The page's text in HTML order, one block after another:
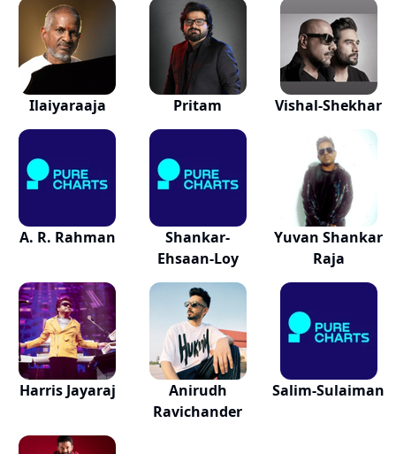
Ilaiyaraaja Pritam Vishal-Shekhar
A. R. Rahman
Shankar-
Ehsaan-Loy
Yuvan Shankar
Raja
Harris Jayaraj
Anirudh
Ravichander
Salim-Sulaiman